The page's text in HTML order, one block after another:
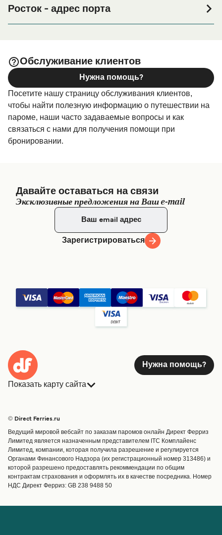
его окрестностях перед или после вашей поездки, или
если вы ищете вариант проживания на весь период
Росток - адрес порта
Обслуживание клиентов
Посетите нашу страницу обслуживания клиентов,
чтобы найти полезную информацию о путешествии на
пароме, наши часто задаваемые вопросы и как
связаться с нами для получения помощи при
бронировании.
Нужна помощь?
Давайте оставаться на связи
Эксклюзивные предложения на Ваш e-mail
Зарегистрироваться
Нужна помощь?
Показать карту сайта
Страны
Обслуживание клиентов
Операторы
Маршруты и порты
Special Offers
Предлагает
Паромные билеты
Грузоперевозки
© Direct Ferries.ru
Ведущий мировой вебсайт по заказам паромов онлайн Директ Ферриз
Лимитед является назначенным представителем ITC Комплайенс
Лимитед, компании, которая получила разрешение и регулируется
Органами Финансового Надзора (их регистрационный номер 313486) и
которой разрешено предоставлять рекоммендации по общим
контрактам страхования и оформлять их в качестве посредника. Номер
НДС Директ Ферриз: GB 238 9488 50